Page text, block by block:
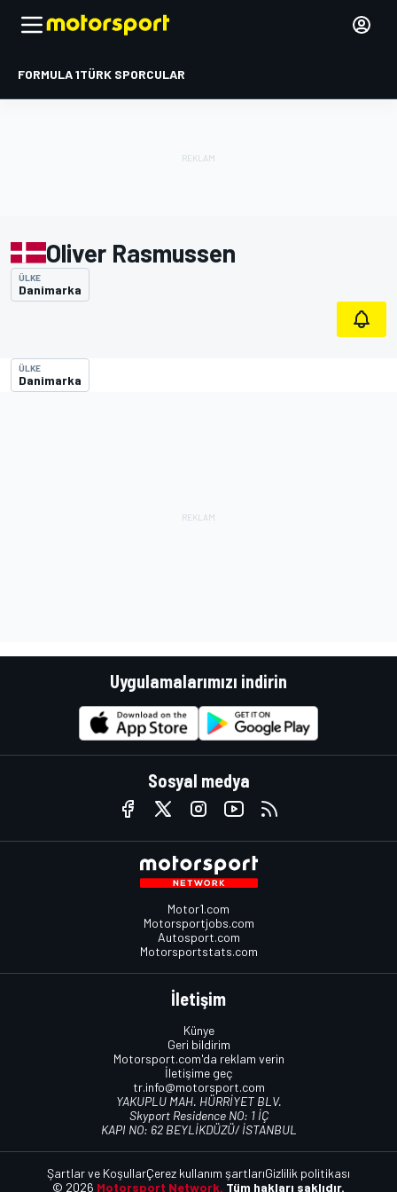
FORMULA 1TÜRK SPORCULAR
Oliver Rasmussen
ÜLKE
Danimarka
ÜLKE
Danimarka
Uygulamalarımızı indirin
Sosyal medya
Motor1.com
Motorsportjobs.com
Autosport.com
Motorsportstats.com
İletişim
Künye
Geri bildirim
Motorsport.com'da reklam verin
İletişime geç
tr.info@motorsport.com
YAKUPLU MAH. HÜRRİYET BLV.
Skyport Residence NO: 1 İÇ
KAPI NO: 62 BEYLİKDÜZÜ/ İSTANBUL
© 2026 Motorsport Network. Tüm hakları saklıdır.
Şartlar ve KoşullarÇerez kullanım şartlarıGizlilik politikası